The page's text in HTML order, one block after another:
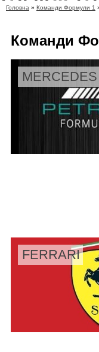
Головна » Команди Формули 1
Команди
MERCEDES
FERRARI